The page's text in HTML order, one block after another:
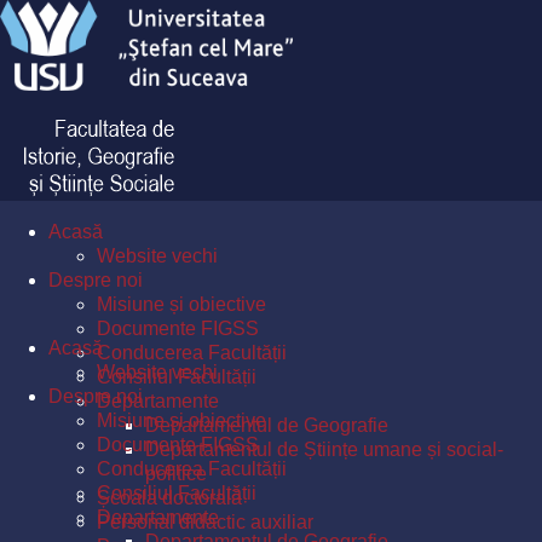
Acasă
Website vechi
Despre noi
Misiune și obiective
Documente FIGSS
Conducerea Facultății
Consiliul Facultății
Departamente
Departamentul de Geografie
Departamentul de Științe umane și social-
politice
Școala doctorală
Personal didactic auxiliar
Acasă
Website vechi
Despre noi
Misiune și obiective
Documente FIGSS
Conducerea Facultății
Consiliul Facultății
Departamente